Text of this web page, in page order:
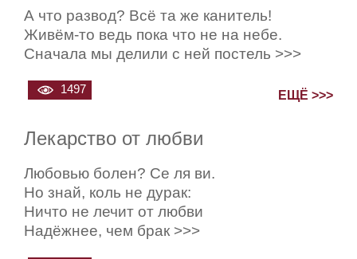
А что развод? Всё та же канитель!
Живём-то ведь пока что не на небе.
Сначала мы делили с ней постель >>>
1497 ЕЩЁ >>>
Лекарство от любви
Любовью болен? Се ля ви.
Но знай, коль не дурак:
Ничто не лечит от любви
Надёжнее, чем брак >>>